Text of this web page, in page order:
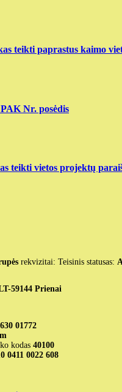
teikti paprastus kaimo
Nr. posėdis
teikti vietos projektų
rekvizitai: Teisinis statusas:
59144 Prienai
01772
kodas 40100
0411 0022 608